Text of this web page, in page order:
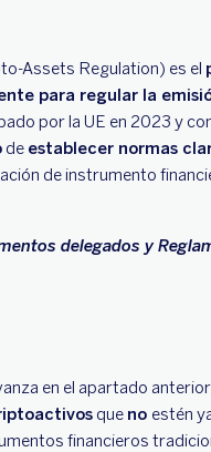
Assets Regulation) es el
para regular la
por la UE en 2023 y
de establecer normas
de instrumento
delegados y
en el apartado
que no estén
financieros